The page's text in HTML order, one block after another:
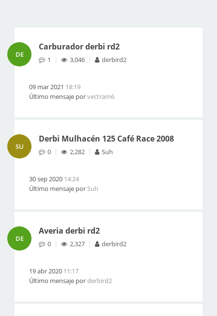
DE
Carburador derbi rd2
1 3,046 derbird2
09 mar 2021 18:19
Último mensaje porvectram6
SU
Derbi Mulhacén 125 Café Race 2008
0 2,282 Suh
30 sep 2020 14:24
Último mensaje por Suh
DE
Averia derbi rd2
0 2,327 derbird2
19 abr 2020 11:17
Último mensaje porderbird2